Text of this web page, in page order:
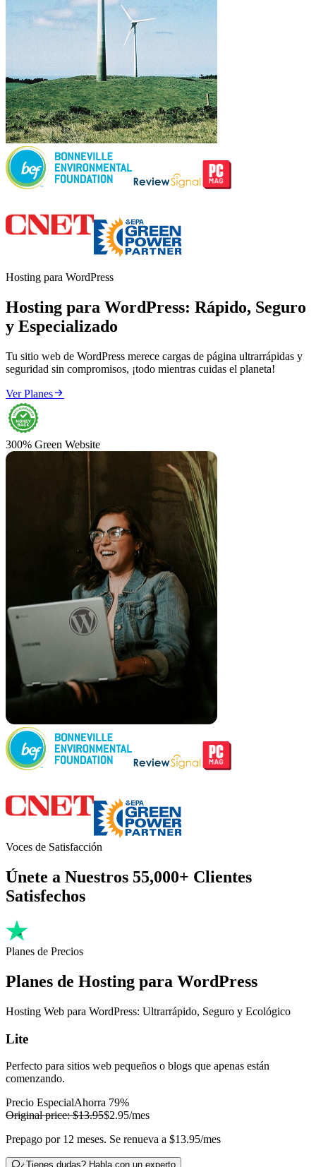
Hosting para WordPress
Hosting para WordPress: Rápido, Seguro
y Especializado
Tu sitio web de WordPress merece cargas de página ultrarrápidas y
seguridad sin compromisos, ¡todo mientras cuidas el planeta!
Ver Planes
300% Green Website
Voces de Satisfacción
Únete a Nuestros 55,000+ Clientes
Satisfechos
Planes de Precios
Planes de Hosting para WordPress
Hosting Web para WordPress: Ultrarrápido, Seguro y Ecológico
Lite
Perfecto para sitios web pequeños o blogs que apenas están
comenzando.
Precio EspecialAhorra 79%
Original price:$13.95$2.95/mes
Prepago por 12 meses. Se renueva a $13.95/mes
¿Tienes dudas? Habla con un experto